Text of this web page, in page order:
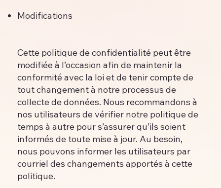
Modifications
Cette politique de confidentialité peut être
modifiée à l’occasion afin de maintenir la
conformité avec la loi et de tenir compte de
tout changement à notre processus de
collecte de données. Nous recommandons à
nos utilisateurs de vérifier notre politique de
temps à autre pour s’assurer qu’ils soient
informés de toute mise à jour. Au besoin,
nous pouvons informer les utilisateurs par
courriel des changements apportés à cette
politique.